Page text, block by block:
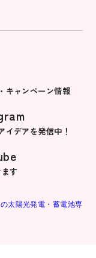
キャンペーン情報
イデアを発信中！
す
太陽光発電・蓄電池専